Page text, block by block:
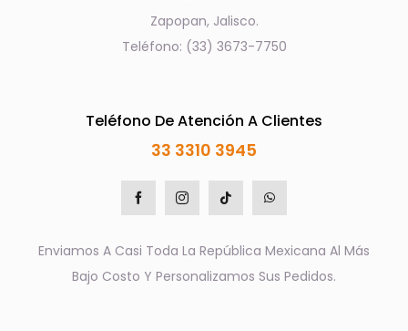
Zapopan, Jalisco.
Teléfono: (33) 3673-7750
Teléfono De Atención A Clientes
33 3310 3945
Enviamos A Casi Toda La República Mexicana Al Más
Bajo Costo Y Personalizamos Sus Pedidos.